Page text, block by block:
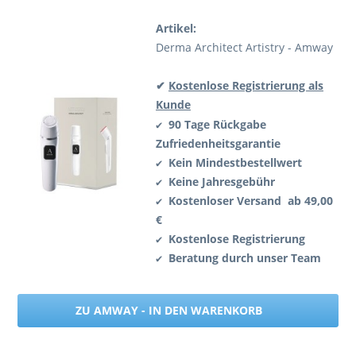
Artikel:
Derma Architect Artistry - Amway
✔ Kostenlose Registrierung als
Kunde
✔ 90 Tage Rückgabe
Zufriedenheitsgarantie
✔ Kein Mindestbestellwert
✔ Keine Jahresgebühr
✔ Kostenloser Versand ab 49,00
€
✔ Kostenlose Registrierung
✔ Beratung durch unser Team
ZU AMWAY - IN DEN WARENKORB